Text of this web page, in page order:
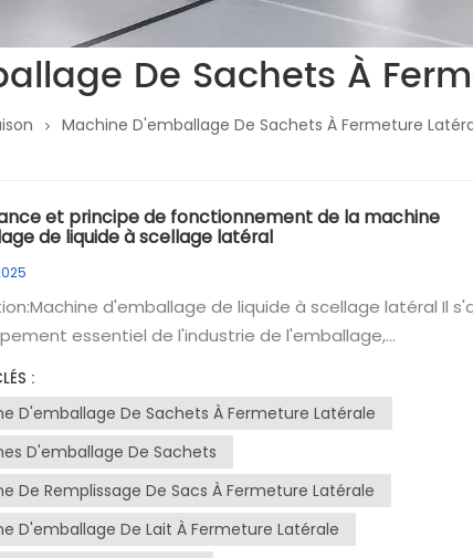
De Sachets À
Machine D'emballage De Sachets À Fermeture
et principe de fonctionnement de la machine
de liquide à scellage latéral
d'emballage de liquide à scellage latéral Il
essentiel de l'industrie de l'emballage,
utilisé pour conditionner des liquides tels que les
lait et les jus de fruits en sachets. Son principe de
consiste à façonner le film en rouleau en sachet
lors du remplissage.Principe de fonctionnement
et formage du film : Le film en rouleau est chargé sur le
acheminé vers le tube de formage par une série de
et de guides. Le tube de formage façonne le film plat en
:
D'emballage De Sachets À Fermeture Latérale
D'emballage De Sachets
De Remplissage De Sacs À Fermeture Latérale
D'emballage De Lait À Fermeture Latérale